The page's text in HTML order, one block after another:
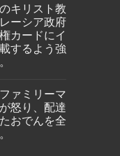
キリスト教
ーシア政府
カードにイ
するよう強
ァミリーマ
怒り、配達
おでんを全